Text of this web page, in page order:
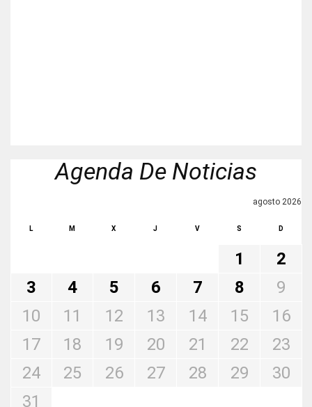
Agenda De Noticias
agosto 2026
L M X J V S D
1
2
3
4 5 6 7 8
9
10
11 12 13 14 15
16
17
18 19 20 21 22
23
24
25 26 27 28 29
30
31